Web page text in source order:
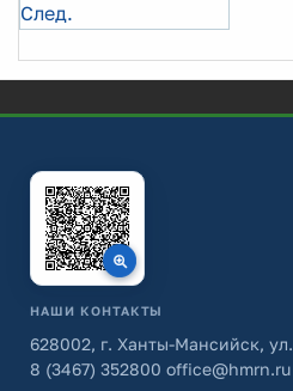
След.
НАШИ КОНТАКТЫ
628002, г. Ханты-Мансийск,
8 (3467) 352800 office@hmrn.ru